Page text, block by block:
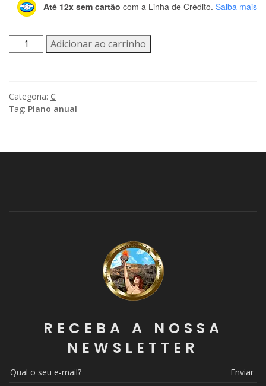
Até 12x sem cartão com a Linha de Crédito. Saiba mais
Plano
anual
Adicionar ao carrinho
Categoria: C
Tag: Plano anual
RECEBA A NOSSA
NEWSLETTER
Enviar